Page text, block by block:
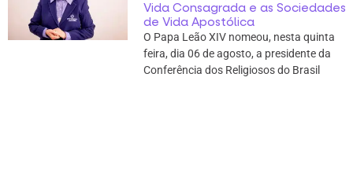
Vida Consagrada e as Sociedades
de Vida Apostólica
O Papa Leão XIV nomeou, nesta quinta
feira, dia 06 de agosto, a presidente da
Conferência dos Religiosos do Brasil